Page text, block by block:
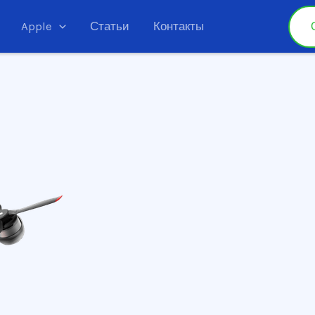
Apple Статьи Контакты